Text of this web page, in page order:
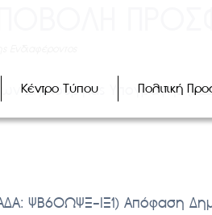
Κέντρο Τύπου Πολιτική
Δημιουργίας Υπογραφής
ΨΒ6ΟΩΨΞ-ΙΞ1) Απόφαση